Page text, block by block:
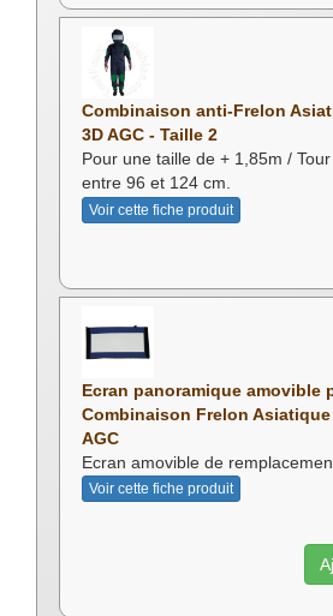
Combinaison anti-Frelon
3D AGC - Taille 2
Pour une taille de + 1,85m /
entre 96 et 124 cm.
Voir cette fiche produit
Ecran panoramique amovible
Combinaison Frelon Asiatique
AGC
Ecran amovible de
Voir cette fiche produit